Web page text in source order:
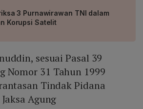
3 Purnawirawan TNI dalam
Korupsi Satelit
sesuai Pasal 39
Nomor 31 Tahun 1999
Tindak Pidana
Agung